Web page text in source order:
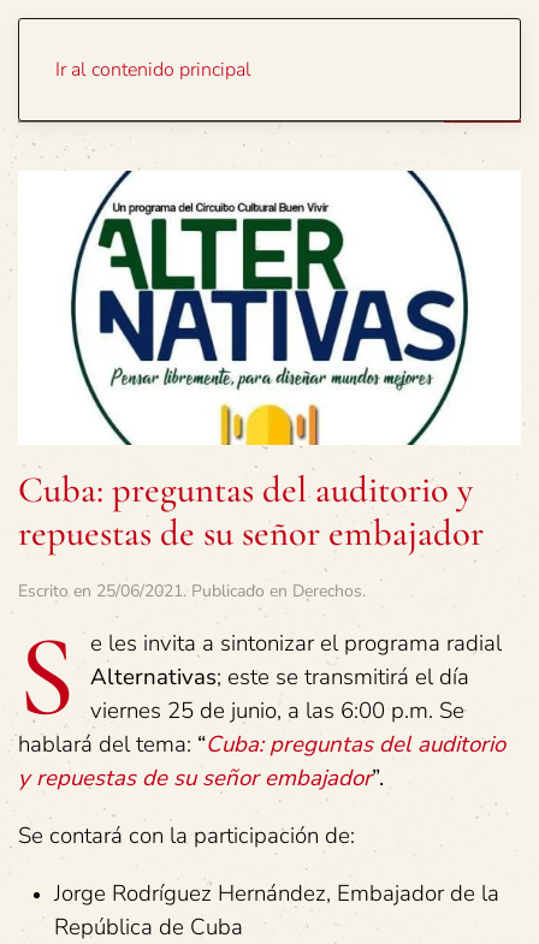
Ir al contenido principal
Cuba: preguntas del auditorio y
repuestas de su señor embajador
Escrito en 25/06/2021. Publicado en Derechos.
S
e les invita a sintonizar el programa radial
Alternativas; este se transmitirá el día
viernes 25 de junio, a las 6:00 p.m. Se
hablará del tema: “Cuba: preguntas del auditorio
y repuestas de su señor embajador”.
Se contará con la participación de:
Jorge Rodríguez Hernández, Embajador de la
República de Cuba